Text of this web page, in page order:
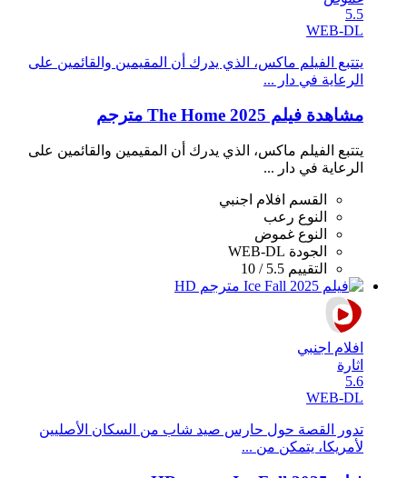
5.5
WEB-DL
يتتبع الفيلم ماكس، الذي يدرك أن المقيمين والقائمين على
الرعاية في دار ...
مشاهدة فيلم The Home 2025 مترجم
يتتبع الفيلم ماكس، الذي يدرك أن المقيمين والقائمين على
الرعاية في دار ...
القسم افلام اجنبي
النوع رعب
النوع غموض
الجودة WEB-DL
التقييم 5.5 / 10
افلام اجنبي
اثارة
5.6
WEB-DL
تدور القصة حول حارس صيد شاب من السكان الأصليين
لأمريكا، يتمكن من ...